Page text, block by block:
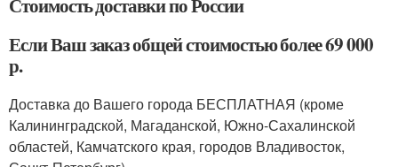
Стоимость доставки по России
Если Ваш заказ общей стоимостью более 69 000
р.
Доставка до Вашего города БЕСПЛАТНАЯ (кроме
Калининградской, Магаданской, Южно-Сахалинской
областей, Камчатского края, городов Владивосток,